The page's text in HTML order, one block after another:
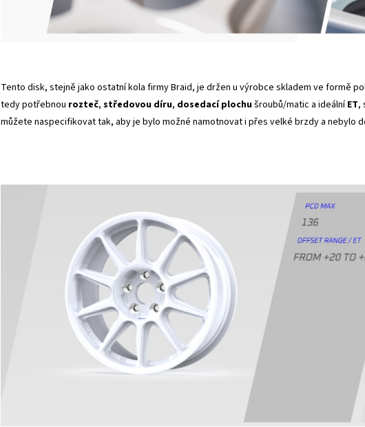
Tento disk, stejně jako ostatní kola firmy Braid, je držen u výrobce skladem ve formě
tedy potřebnou rozteč, středovou díru, dosedací plochušroubů/matic a ideálníET,
můžete naspecifikovat tak, aby je bylo možné namotnovat i přes velké brzdy a